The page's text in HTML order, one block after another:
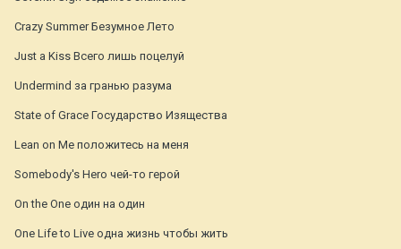
Crazy Summer Безумное Лето
Just a Kiss Всего лишь поцелуй
Undermind за гранью разума
State of Grace Государство Изящества
Lean on Me положитесь на меня
Somebody's Hero чей-то герой
On the One один на один
One Life to Live одна жизнь чтобы жить